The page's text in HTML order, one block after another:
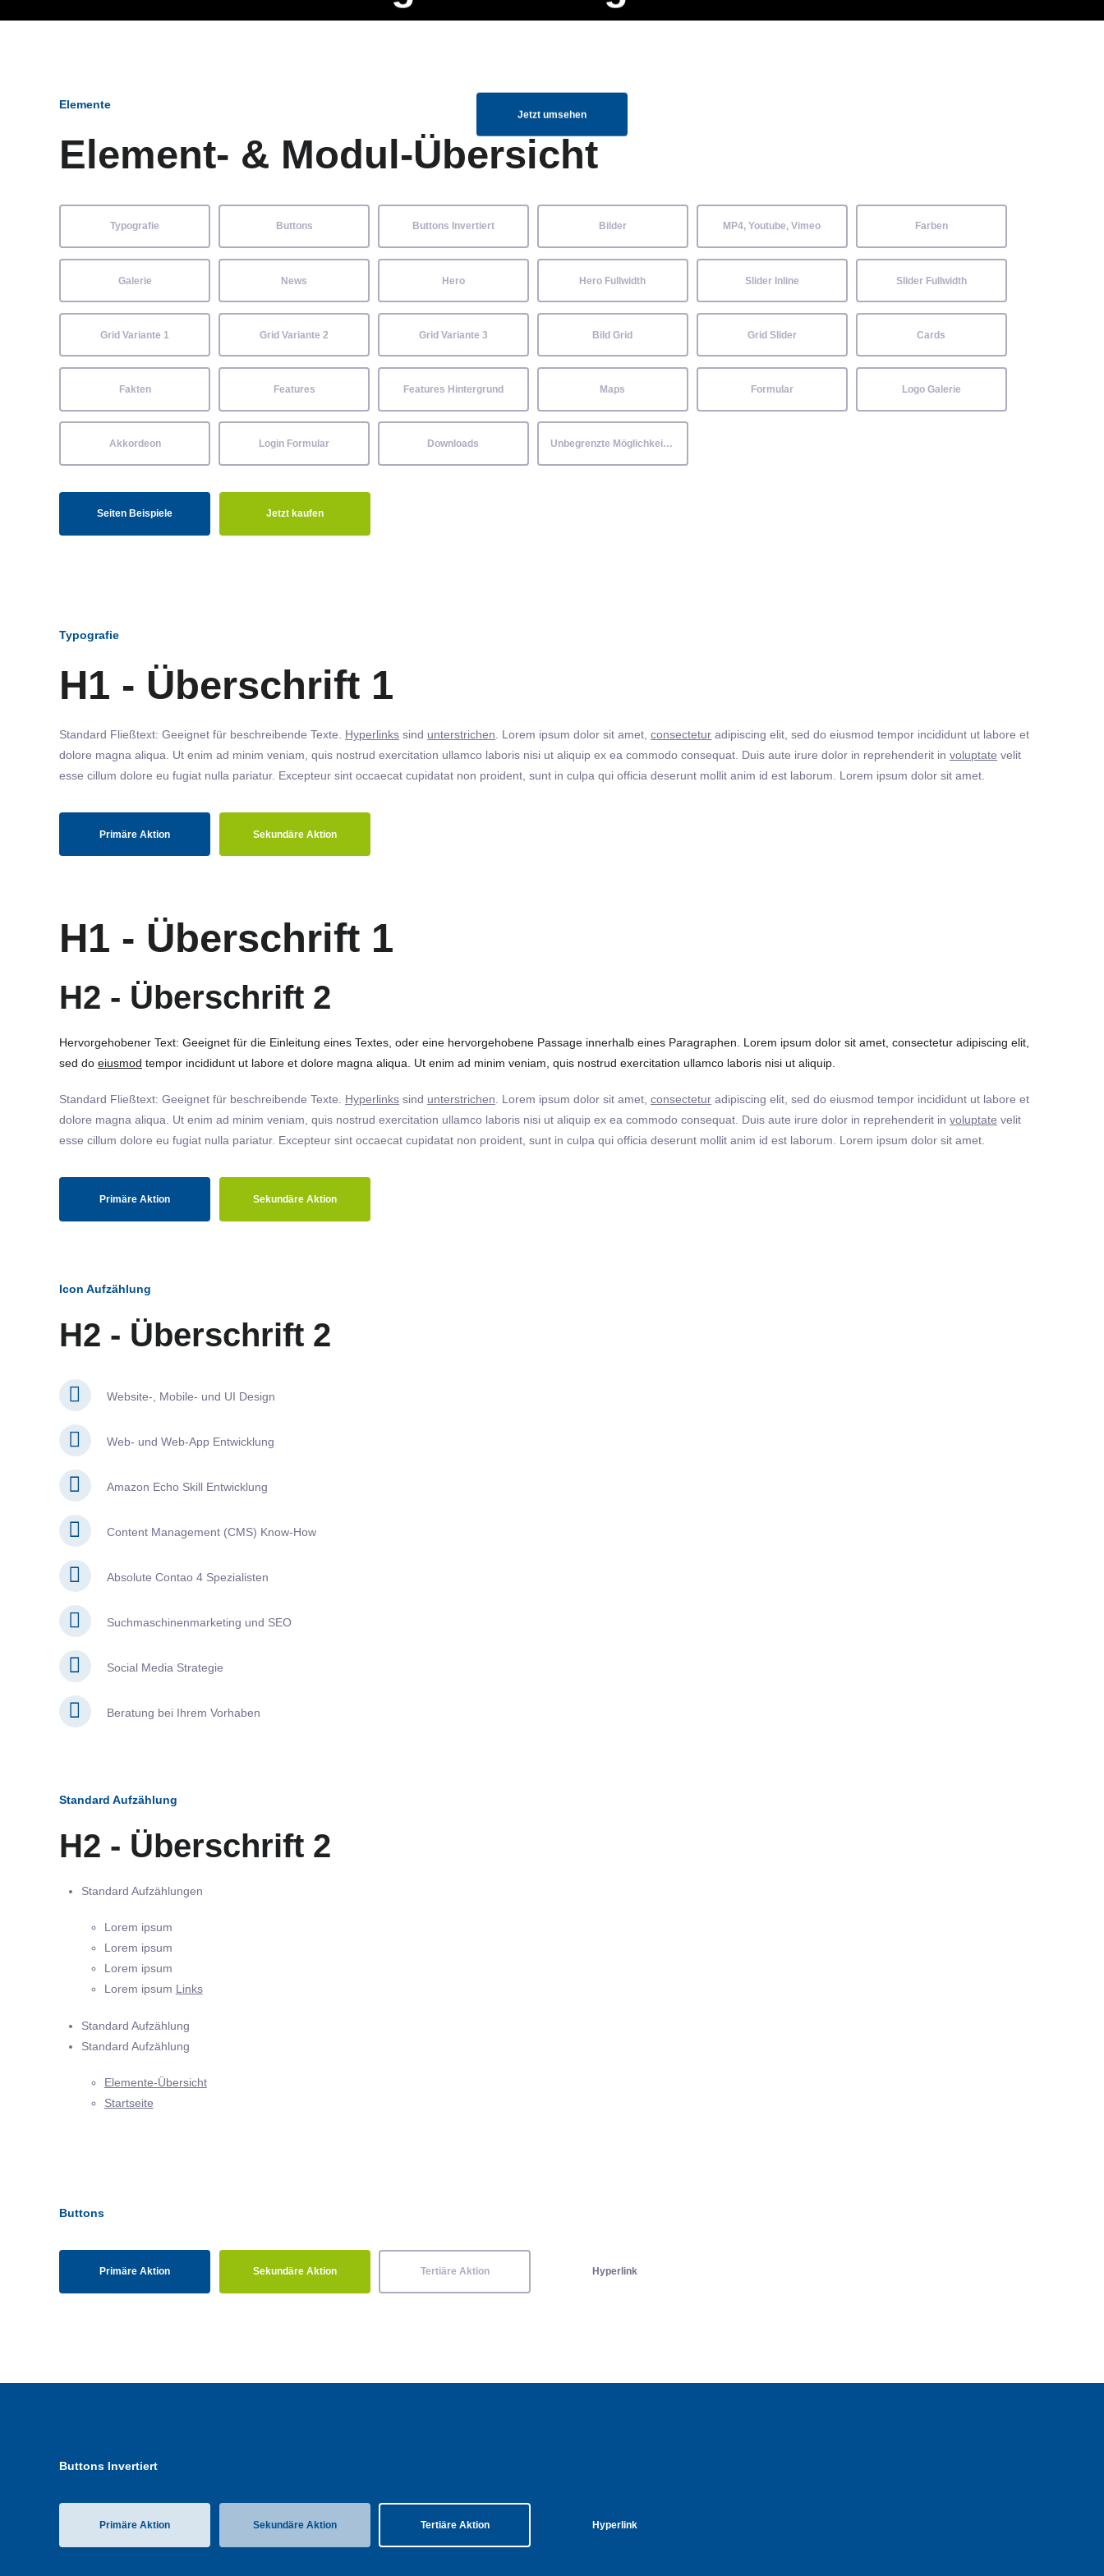
Jetzt umsehen
Elemente
Element- & Modul-Übersicht
Typografie Buttons Buttons Invertiert Bilder MP4, Youtube, Vimeo Farben
Galerie News Hero Hero Fullwidth Slider Inline Slider Fullwidth
Grid Variante 1 Grid Variante 2 Grid Variante 3 Bild Grid Grid Slider Cards
Fakten Features Features Hintergrund Maps Formular Logo Galerie
Akkordeon Login Formular Downloads Unbegrenzte Möglichkeiten
Seiten Beispiele Jetzt kaufen
Typografie
H1 - Überschrift 1
Standard Fließtext: Geeignet für beschreibende Texte. Hyperlinks sind unterstrichen . Lorem ipsum dolor sit amet, consectetur adipiscing elit, sed do eiusmod tempor incididunt ut labore et
dolore magna aliqua. Ut enim ad minim veniam, quis nostrud exercitation ullamco laboris nisi ut aliquip ex ea commodo consequat. Duis aute irure dolor in reprehenderit in voluptate velit
esse cillum dolore eu fugiat nulla pariatur. Excepteur sint occaecat cupidatat non proident, sunt in culpa qui officia deserunt mollit anim id est laborum. Lorem ipsum dolor sit amet.
Primäre Aktion Sekundäre Aktion
H1 - Überschrift 1
H2 - Überschrift 2
Hervorgehobener Text: Geeignet für die Einleitung eines Textes, oder eine hervorgehobene Passage innerhalb eines Paragraphen. Lorem ipsum dolor sit amet, consectetur adipiscing elit,
sed do eiusmod tempor incididunt ut labore et dolore magna aliqua. Ut enim ad minim veniam, quis nostrud exercitation ullamco laboris nisi ut aliquip.
Standard Fließtext: Geeignet für beschreibende Texte. Hyperlinks sind unterstrichen. Lorem ipsum dolor sit amet, consectetur adipiscing elit, sed do eiusmod tempor incididunt ut labore et
dolore magna aliqua. Ut enim ad minim veniam, quis nostrud exercitation ullamco laboris nisi ut aliquip ex ea commodo consequat. Duis aute irure dolor in reprehenderit in voluptate velit
esse cillum dolore eu fugiat nulla pariatur. Excepteur sint occaecat cupidatat non proident, sunt in culpa qui officia deserunt mollit anim id est laborum. Lorem ipsum dolor sit amet.
Primäre Aktion Sekundäre Aktion
Icon Aufzählung
H2 - Überschrift 2
Website-, Mobile- und UI Design
Web- und Web-App Entwicklung
Amazon Echo Skill Entwicklung
Content Management (CMS) Know-How
Absolute Contao 4 Spezialisten
Suchmaschinenmarketing und SEO
Social Media Strategie
Beratung bei Ihrem Vorhaben
Standard Aufzählung
H2 - Überschrift 2
Standard Aufzählungen
Lorem ipsum
Lorem ipsum
Lorem ipsum
Lorem ipsum Links
Standard Aufzählung
Standard Aufzählung
Elemente-Übersicht
Startseite
Buttons
Primäre Aktion Sekundäre Aktion Tertiäre Aktion Hyperlink
Buttons Invertiert
Primäre Aktion Sekundäre Aktion Tertiäre Aktion Hyperlink